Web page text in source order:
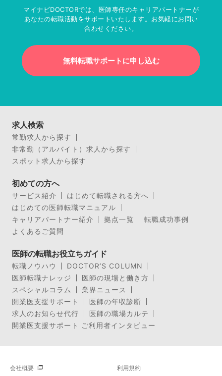
マイナビDOCTORでは、医師専任のキャリアパートナーが
あなたの転職活動をサポートいたします。お気軽にお問い
合わせください。
無料転職サポートに申し込む
求人検索
常勤求人から探す
非常勤（アルバイト）求人から探す
スポット求人から探す
初めての方へ
サービス紹介
はじめて転職される方へ
はじめての医師転職マニュアル
キャリアパートナー紹介
拠点一覧
転職成功事例
よくあるご質問
医師の転職お役立ちガイド
転職ノウハウ
DOCTOR’S COLUMN
医師転職ナレッジ
医師の現場と働き方
スペシャルコラム
業界ニュース
開業医支援サポート
医師の年収診断
求人のお知らせ代行
医師の職場カルテ
開業医支援サポート ご利用者インタビュー
会社概要 利用規約